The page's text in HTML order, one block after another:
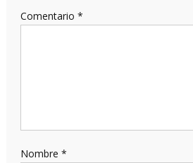
Comentario *
Nombre *